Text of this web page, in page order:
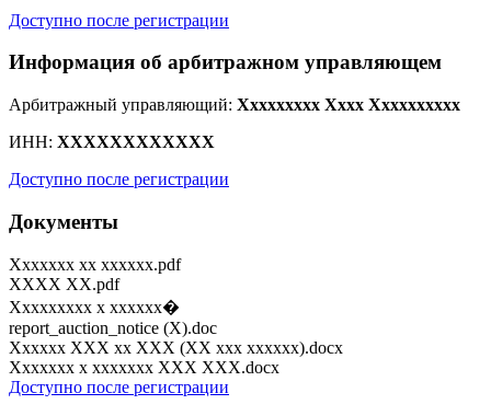
Доступно после регистрации
Информация об арбитражном управляющем
Арбитражный управляющий: Xxxxxxxxx Xxxx Xxxxxxxxxx
ИНН: XXXXXXXXXXXX
Доступно после регистрации
Документы
Xxxxxxx xx xxxxxx.pdf
XXXX XX.pdf
Xxxxxxxxx x xxxxxx�
report_auction_notice (X).doc
Xxxxxx XXX xx XXX (XX xxx xxxxxx).docx
Xxxxxxx x xxxxxxx XXX XXX.docx
Доступно после регистрации